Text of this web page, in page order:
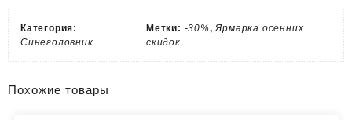
Категория:
Синеголовник
Метки: -30%,Ярмарка осенних
скидок
Похожие товары